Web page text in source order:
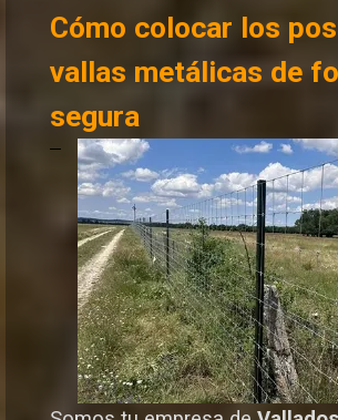
Cómo colocar los
vallas metálicas de
segura